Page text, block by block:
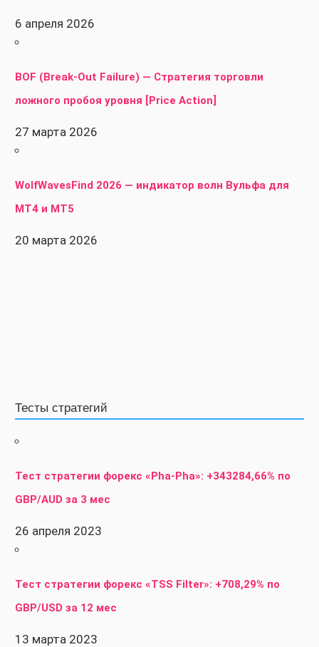
6 апреля 2026
BOF (Break-Out Failure) — Стратегия торговли
ложного пробоя уровня [Price Action]
27 марта 2026
WolfWavesFind 2026 — индикатор волн Вульфа для
MT4 и MT5
20 марта 2026
Тесты стратегий
Тест стратегии форекс «Pha-Pha»: +343284,66% по
GBP/AUD за 3 мес
26 апреля 2023
Тест стратегии форекс «TSS Filter»: +708,29% по
GBP/USD за 12 мес
13 марта 2023